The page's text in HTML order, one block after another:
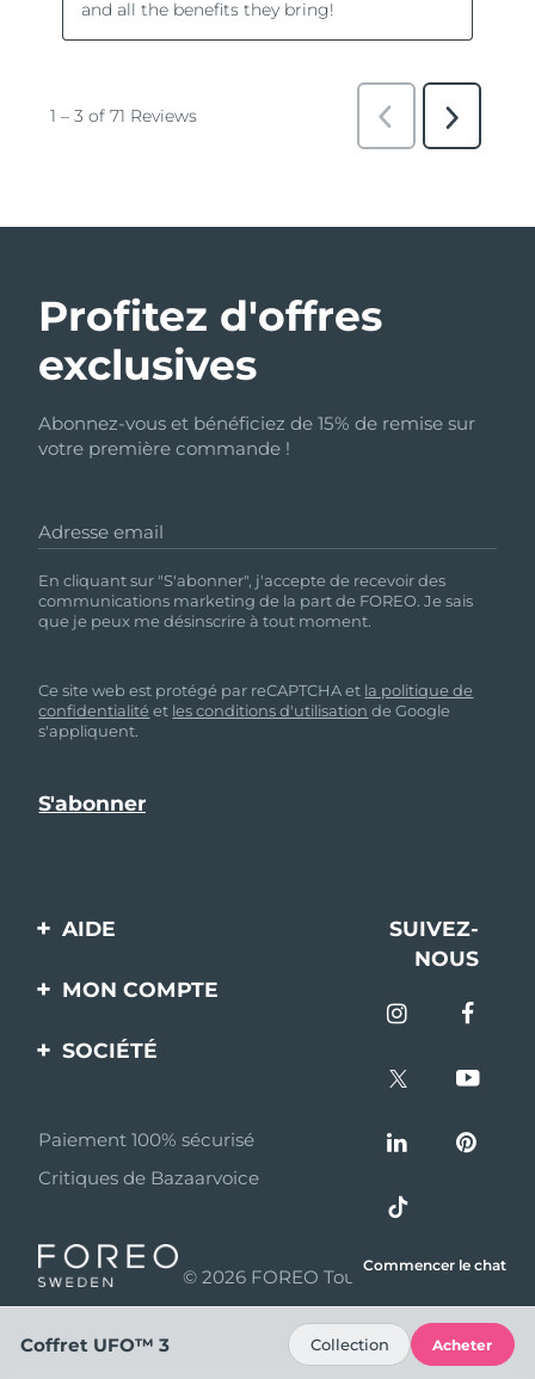
Profitez d'offres
exclusives
Abonnez-vous et bénéficiez de 15% de remise sur
votre première commande !
Adresse email
En cliquant sur "S'abonner", j'accepte de recevoir des
communications marketing de la part de FOREO. Je sais
que je peux me désinscrire à tout moment.
Ce site web est protégé par reCAPTCHA et la politique de
confidentialité et les conditions d'utilisation de Google
s'appliquent.
AIDE
Contactez-nous
livraisons
Questions et réponses
Informations sur la
SUIVEZ-
NOUS
MON COMPTE
Enregistrement produit
SOCIÉTÉ
Programme d’affiliation
Nouvelles d'affiliation
Partenaires
distributeurs
Conditions d'utilisation
Paiement 100% sécurisé
Critiques de Bazaarvoice
© 2026 FOREO Tous droits réservés
Commencer le chat
Coffret UFO™ 3 Collection Acheter